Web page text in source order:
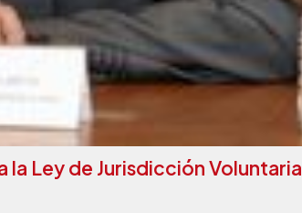
la Ley de Jurisdicción Voluntaria